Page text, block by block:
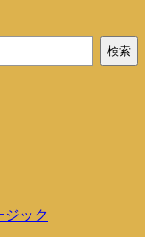
検索
ジック